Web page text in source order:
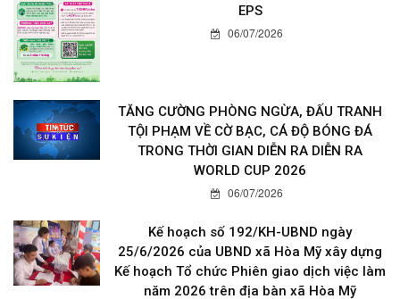
EPS
06/07/2026
TĂNG CƯỜNG PHÒNG NGỪA, ĐẤU TRANH
TỘI PHẠM VỀ CỜ BẠC, CÁ ĐỘ BÓNG ĐÁ
TRONG THỜI GIAN DIỄN RA DIỄN RA
WORLD CUP 2026
06/07/2026
Kế hoạch số 192/KH-UBND ngày
25/6/2026 của UBND xã Hòa Mỹ xây dựng
Kế hoạch Tổ chức Phiên giao dịch việc làm
năm 2026 trên địa bàn xã Hòa Mỹ